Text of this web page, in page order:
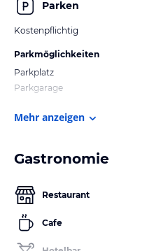
Parken
Kostenpflichtig
Parkmöglichkeiten
Parkplatz
Parkgarage
Mehr anzeigen
Gastronomie
Restaurant
Cafe